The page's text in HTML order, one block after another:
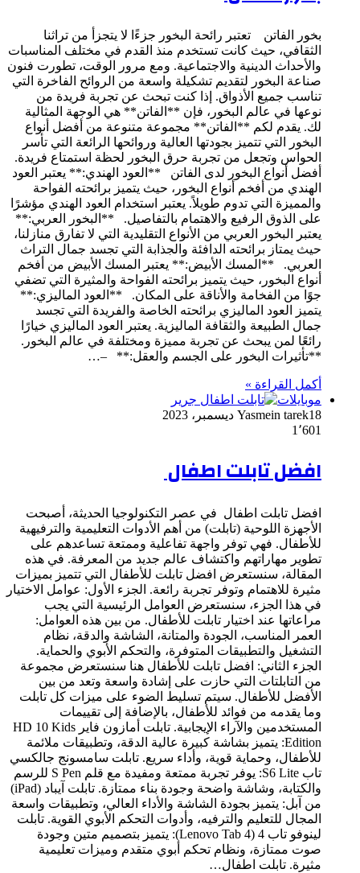
بخور الفاتن تعتبر رائحة البخور جزءًا لا يتجزأ من تراثنا
الثقافي، حيث كانت تستخدم منذ القدم في مختلف المناسبات
والأحداث الدينية والاجتماعية. ومع مرور الوقت، تطورت فنون
صناعة البخور لتقديم تشكيلة واسعة من الروائح الفاخرة التي
تناسب جميع الأذواق. إذا كنت تبحث عن تجربة فريدة من
نوعها في عالم البخور، فإن **الفاتن** هي الوجهة المثالية
لك. يقدم لكم **الفاتن** مجموعة متنوعة من أفضل أنواع
البخور التي تتميز بجودتها العالية وروائحها الرائعة التي تأسر
الحواس وتجعل من تجربة حرق البخور لحظة استمتاع فريدة.
أفضل أنواع البخور لدى الفاتن **العود الهندي:** يعتبر العود
الهندي من أفخم أنواع البخور، حيث يتميز برائحته الفواحة
والمميزة التي تدوم طويلاً. يعتبر استخدام العود الهندي مؤشرًا
على الذوق الرفيع والاهتمام بالتفاصيل. **البخور العربي:**
يعتبر البخور العربي من الأنواع التقليدية التي لا تفارق منازلنا،
حيث يمتاز برائحته الدافئة والجذابة التي تجسد جمال التراث
العربي. **المسك الأبيض:** يعتبر المسك الأبيض من أفخم
أنواع البخور، حيث يتميز برائحته الفواحة والمثيرة التي تضفي
جوًا من الفخامة والأناقة على المكان. **العود الماليزي:**
يتميز العود الماليزي برائحته الخاصة والفريدة التي تجسد
جمال الطبيعة والثقافة الماليزية. يعتبر العود الماليزي خيارًا
رائعًا لمن يبحث عن تجربة مميزة ومختلفة في عالم البخور.
**تأثيرات البخور على الجسم والعقل:** –…
أكمل القراءة »
موبايلات
Yasmein tarek18 ديسمبر، 2023
1٬601
افضل تابلت اطفال
افضل تابلت اطفال في عصر التكنولوجيا الحديثة، أصبحت
الأجهزة اللوحية (تابلت) من أهم الأدوات التعليمية والترفيهية
للأطفال. فهي توفر واجهة تفاعلية وممتعة تساعدهم على
تطوير مهاراتهم واكتشاف عالم جديد من المعرفة. في هذه
المقالة، سنستعرض افضل تابلت للأطفال التي تتميز بميزات
مثيرة للاهتمام وتوفر تجربة رائعة. الجزء الأول: عوامل الاختيار
في هذا الجزء، سنستعرض العوامل الرئيسية التي يجب
مراعاتها عند اختيار تابلت للأطفال. من بين هذه العوامل:
العمر المناسب، الجودة والمتانة، الشاشة والدقة، نظام
التشغيل والتطبيقات المتوفرة، والتحكم الأبوي والحماية.
الجزء الثاني: افضل تابلت للأطفال هنا سنستعرض مجموعة
من التابلتات التي حازت على إشادة واسعة وتعد من بين
الأفضل للأطفال. سيتم تسليط الضوء على ميزات كل تابلت
وما يقدمه من فوائد للأطفال، بالإضافة إلى تقييمات
المستخدمين والآراء الإيجابية. تابلت أمازون فاير HD 10 Kids
Edition: يتميز بشاشة كبيرة عالية الدقة، وتطبيقات ملائمة
للأطفال، وحماية قوية، وأداء سريع. تابلت سامسونج جالكسي
تاب S6 Lite: يوفر تجربة ممتعة ومفيدة مع قلم S Pen للرسم
والكتابة، وشاشة واضحة وجودة بناء ممتازة. تابلت آيباد (iPad)
من آبل: يتميز بجودة الشاشة والأداء العالي، وتطبيقات واسعة
المجال للتعليم والترفيه، وأدوات التحكم الأبوي القوية. تابلت
لينوفو تاب 4 (Lenovo Tab 4): يتميز بتصميم متين وجودة
صوت ممتازة، ونظام تحكم أبوي متقدم وميزات تعليمية
مثيرة. تابلت اطفال…